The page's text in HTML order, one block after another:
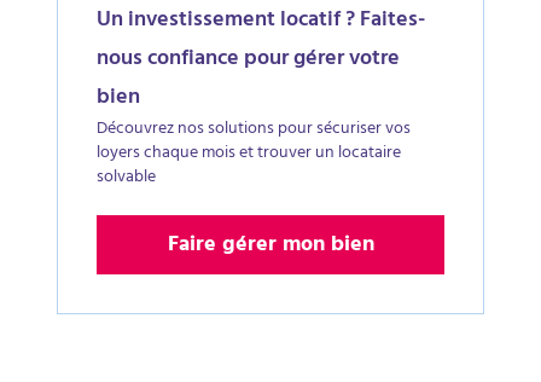
Un investissement locatif ? Faites-
nous confiance pour gérer votre
bien
Découvrez nos solutions pour sécuriser vos
loyers chaque mois et trouver un locataire
solvable
Faire gérer mon bien